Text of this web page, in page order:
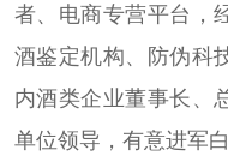
者、电商专营平台，
酒鉴定机构、防伪科
内酒类企业董事长、
单位领导，有意进军